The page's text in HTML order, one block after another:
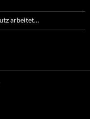
arbeitet…